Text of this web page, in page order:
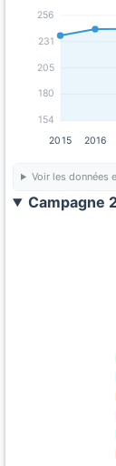
154
180
205
231
256
2015 2016
Voir les données
Campagne